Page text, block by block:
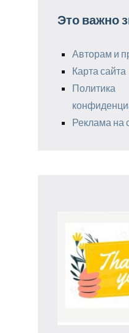
Это важно
Авторам и
Карта сайта
Политика
Реклама на